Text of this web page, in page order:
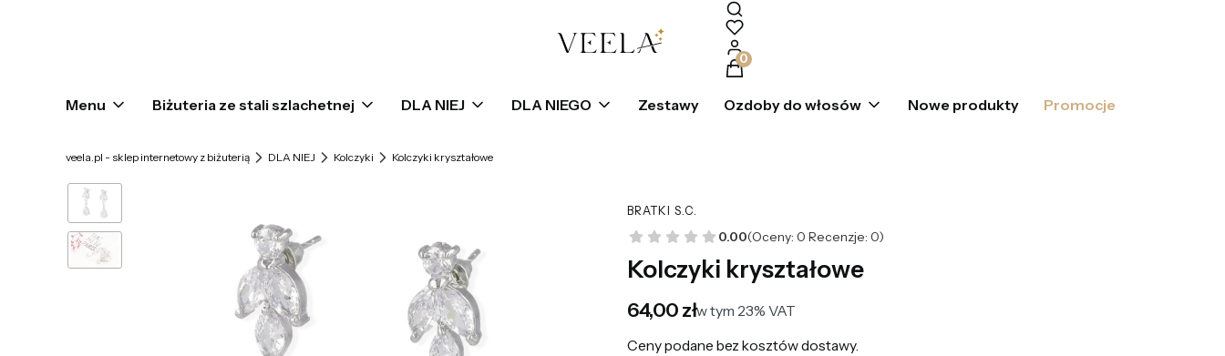
Produkty w koszyku: 0. Zobacz szczegóły
Menu Biżuteria ze stali szlachetnej DLA NIEJ DLA NIEGO Zestawy Ozdoby do włosów Nowe produkty Promocje
veela.pl - sklep internetowy z biżuterią DLA NIEJ Kolczyki Kolczyki kryształowe
BRATKI S.C.
0.00(Oceny: 0 Recenzje: 0)
Kolczyki kryształowe
Cena
64,00 złw tym 23% VAT
w tym 23% VAT
Ceny podane bez kosztów dostawy.